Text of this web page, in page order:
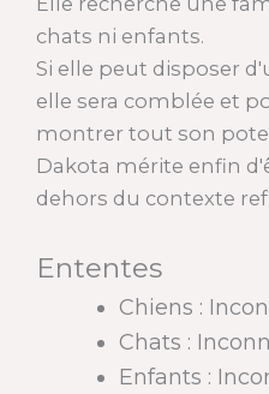
chats ni enfants.
Si elle peut disposer
elle sera comblée et
montrer tout son
Dakota mérite enfin
dehors du contexte
Ententes
Chiens :
Chats :
Enfants :